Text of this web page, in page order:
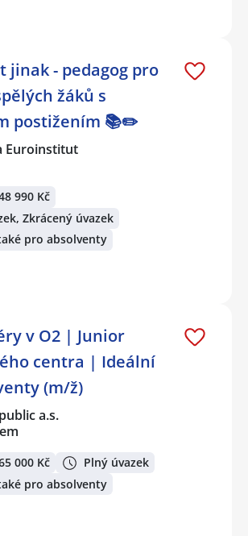
jinak - pedagog pro
žáků s
postižením 📚✏️
Euroinstitut
990 Kč
Zkrácený úvazek
pro absolventy
v O2 | Junior
centra | Ideální
(m/ž)
a.s.
000 Kč
Plný úvazek
pro absolventy